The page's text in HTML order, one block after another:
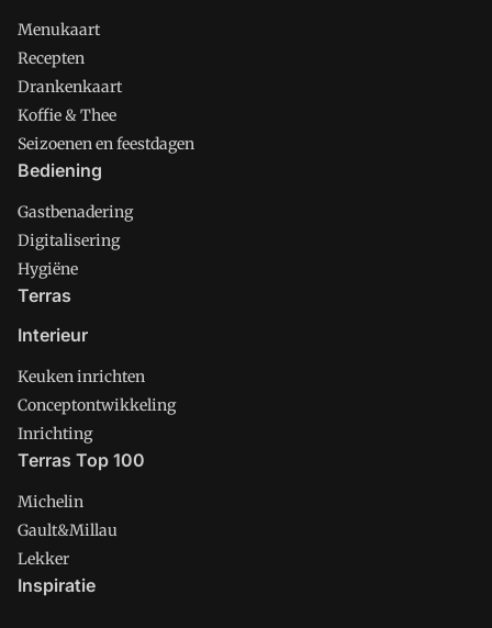
Menukaart
Recepten
Drankenkaart
Koffie & Thee
Seizoenen en feestdagen
Bediening
Gastbenadering
Digitalisering
Hygiëne
Terras
Interieur
Keuken inrichten
Conceptontwikkeling
Inrichting
Terras Top 100
Michelin
Gault&Millau
Lekker
Inspiratie